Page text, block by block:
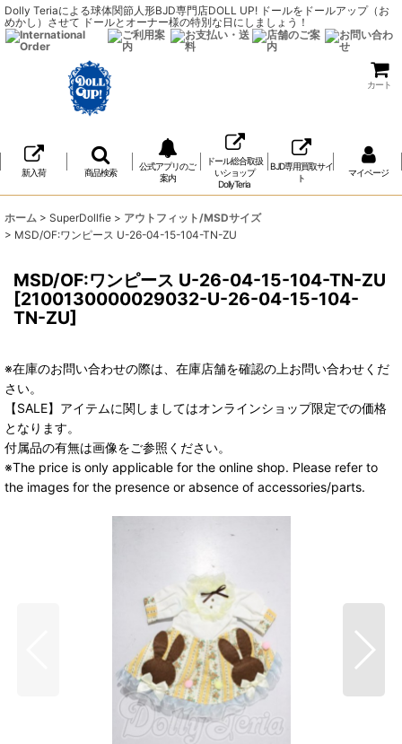
Dolly Teriaによる球体関節人形BJD専門店DOLL UP! ドールをドールアップ（お
めかし）させて ドールとオーナー様の特別な日にしましょう！
カート
新入荷 商品検索
公式アプリのご
案内
ドール総合取扱
いショップ
DollyTeria
BJD専用買取サイ
ト
マイページ
ホーム > SuperDollfie > アウトフィット/MSDサイズ
> MSD/OF:ワンピース U-26-04-15-104-TN-ZU
MSD/OF:ワンピース U-26-04-15-104-TN-ZU
[2100130000029032-U-26-04-15-104-
TN-ZU]
※在庫のお問い合わせの際は、在庫店舗を確認の上お問い合わせくだ
さい。
【SALE】アイテムに関しましてはオンラインショップ限定での価格
となります。
付属品の有無は画像をご参照ください。
※The price is only applicable for the online shop. Please refer to
the images for the presence or absence of accessories/parts.